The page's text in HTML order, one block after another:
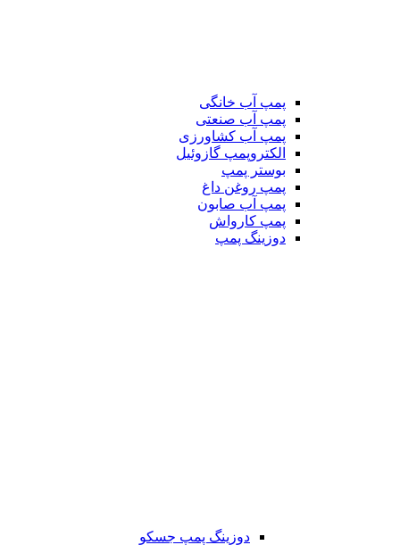
پمپ آب خانگی
پمپ آب صنعتی
پمپ آب کشاورزی
الکتروپمپ گازوئیل
بوستر پمپ
پمپ روغن داغ
پمپ آب صابون
پمپ کارواش
دوزینگ پمپ
دوزینگ پمپ جسکو